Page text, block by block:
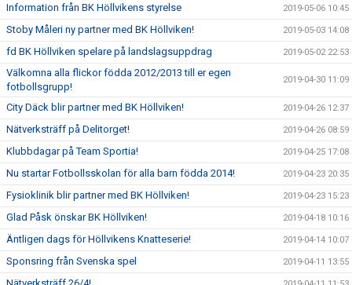
Information från BK Höllvikens styrelse 2019-05-06 10:45
Stoby Måleri ny partner med BK Höllviken! 2019-05-03 14:08
fd BK Höllviken spelare på landslagsuppdrag 2019-05-02 22:53
Välkomna alla flickor födda 2012/2013 till er egen
fotbollsgrupp!
2019-04-30 11:09
City Däck blir partner med BK Höllviken! 2019-04-26 12:37
Nätverksträff på Delitorget! 2019-04-26 08:59
Klubbdagar på Team Sportia! 2019-04-25 17:08
Nu startar Fotbollsskolan för alla barn födda 2014! 2019-04-23 20:35
Fysioklinik blir partner med BK Höllviken! 2019-04-23 15:23
Glad Påsk önskar BK Höllviken! 2019-04-18 10:16
Äntligen dags för Höllvikens Knatteserie! 2019-04-14 10:07
Sponsring från Svenska spel 2019-04-11 13:55
Nätverksträff 26/4!